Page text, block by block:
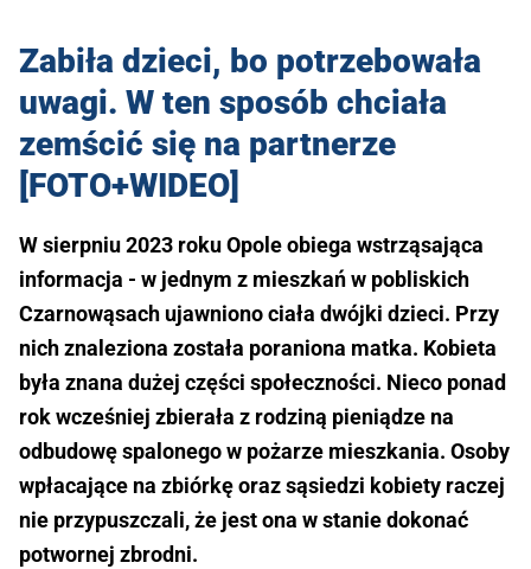
Zabiła dzieci, bo potrzebowała
uwagi. W ten sposób chciała
zemścić się na partnerze
[FOTO+WIDEO]
W sierpniu 2023 roku Opole obiega wstrząsająca
informacja - w jednym z mieszkań w pobliskich
Czarnowąsach ujawniono ciała dwójki dzieci. Przy
nich znaleziona została poraniona matka. Kobieta
była znana dużej części społeczności. Nieco ponad
rok wcześniej zbierała z rodziną pieniądze na
odbudowę spalonego w pożarze mieszkania. Osoby
wpłacające na zbiórkę oraz sąsiedzi kobiety raczej
nie przypuszczali, że jest ona w stanie dokonać
potwornej zbrodni.